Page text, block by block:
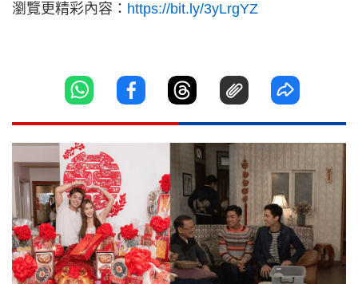
瀏覽更精彩內容： https://bit.ly/3yLrgYZ